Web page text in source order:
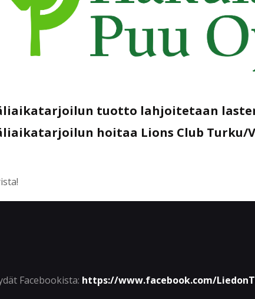
tuotto lahjoitetaan
hoitaa Lions Club Turku/
Facebookista: https://www.facebook.com/